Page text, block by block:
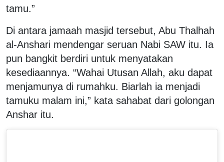
tamu.”
Di antara jamaah masjid tersebut, Abu Thalhah
al-Anshari mendengar seruan Nabi SAW itu. Ia
pun bangkit berdiri untuk menyatakan
kesediaannya. “Wahai Utusan Allah, aku dapat
menjamunya di rumahku. Biarlah ia menjadi
tamuku malam ini,” kata sahabat dari golongan
Anshar itu.